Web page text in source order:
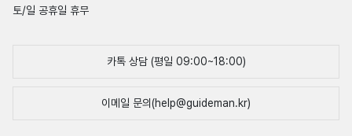
토/일 공휴일 휴무
카톡 상담 (평일 09:00~18:00)
이메일 문의(help@guideman.kr)